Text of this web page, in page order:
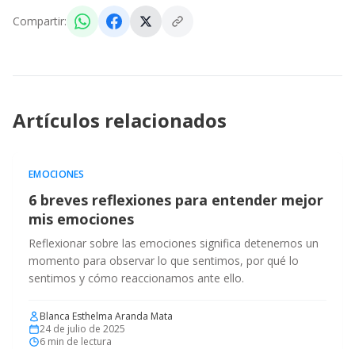
Compartir:
Artículos relacionados
EMOCIONES
6 breves reflexiones para entender mejor
mis emociones
Reflexionar sobre las emociones significa detenernos un
momento para observar lo que sentimos, por qué lo
sentimos y cómo reaccionamos ante ello.
Blanca Esthelma Aranda Mata
24 de julio de 2025
6 min de lectura